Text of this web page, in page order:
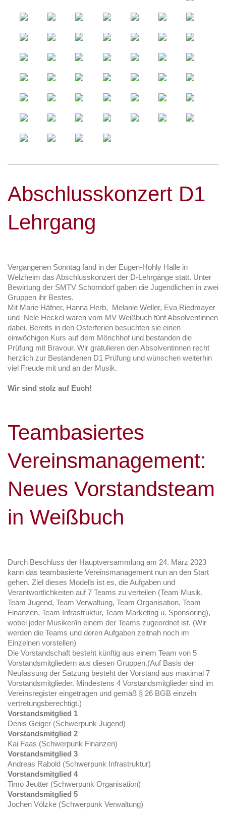
Abschlusskonzert D1
Lehrgang
Vergangenen Sonntag fand in der Eugen-Hohly Halle in
Welzheim das Abschlusskonzert der D-Lehrgänge statt. Unter
Bewirtung der SMTV Schorndorf gaben die Jugendlichen in zwei
Gruppen ihr Bestes.
Mit Marie Häfner, Hanna Herb, Melanie Weller, Eva Riedmayer
und Nele Heckel waren vom MV Weißbuch fünf Absolventinnen
dabei. Bereits in den Osterferien besuchten sie einen
einwöchigen Kurs auf dem Mönchhof und bestanden die
Prüfung mit Bravour. Wir gratulieren den Absolventinnen recht
herzlich zur Bestandenen D1 Prüfung und wünschen weiterhin
viel Freude mit und an der Musik.
Wir sind stolz auf Euch!
Teambasiertes
Vereinsmanagement:
Neues Vorstandsteam
in Weißbuch
Durch Beschluss der Hauptversammlung am 24. März 2023
kann das teambasierte Vereinsmanagement nun an den Start
gehen. Ziel dieses Modells ist es, die Aufgaben und
Verantwortlichkeiten auf 7 Teams zu verteilen (Team Musik,
Team Jugend, Team Verwaltung, Team Organisation, Team
Finanzen, Team Infrastruktur, Team Marketing u. Sponsoring),
wobei jeder Musiker/in einem der Teams zugeordnet ist. (Wir
werden die Teams und deren Aufgaben zeitnah noch im
Einzelnen vorstellen)
Die Vorstandschaft besteht künftig aus einem Team von 5
Vorstandsmitgliedern aus diesen Gruppen.(Auf Basis der
Neufassung der Satzung besteht der Vorstand aus maximal 7
Vorstandsmitglieder. Mindestens 4 Vorstandsmitglieder sind im
Vereinsregister eingetragen und gemäß § 26 BGB einzeln
vertretungsberechtigt.)
Vorstandsmitglied 1
Denis Geiger (Schwerpunk Jugend)
Vorstandsmitglied 2
Kai Faas (Schwerpunk Finanzen)
Vorstandsmitglied 3
Andreas Rabold (Schwerpunk Infrastruktur)
Vorstandsmitglied 4
Timo Jeutter (Schwerpunk Organisation)
Vorstandsmitglied 5
Jochen Völzke (Schwerpunk Verwaltung)